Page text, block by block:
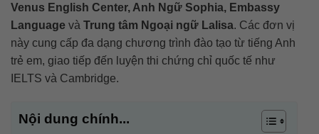
Venus English Center, Anh Ngữ Sophia, Embassy
Language và Trung tâm Ngoại ngữ Lalisa. Các đơn vị
này cung cấp đa dạng chương trình đào tạo từ tiếng Anh
trẻ em, giao tiếp đến luyện thi chứng chỉ quốc tế như
IELTS và Cambridge.
Nội dung chính...